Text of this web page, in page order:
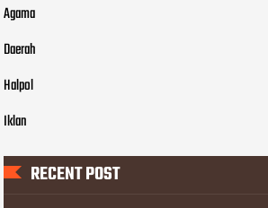
Agama
Daerah
Halpol
Iklan
RECENT POST